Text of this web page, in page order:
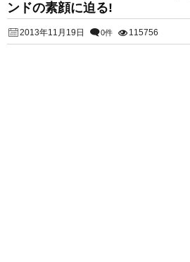
ンドの素顔に迫る!
2013年11月19日 0件 115756